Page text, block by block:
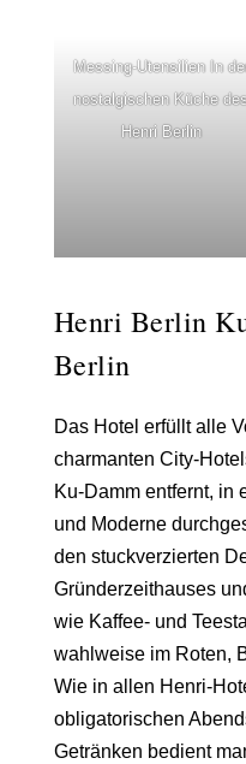
Messing-Utensilien In
nostalgischen Küche
Henri Berlin
Henri Berlin
Berlin
Das Hotel erfüllt alle
charmanten City-
Ku-Damm entfernt, in
und Moderne
den stuckverzierten
Gründerzeithauses
wie Kaffee- und
wahlweise im Roten,
Wie in allen Henri-
obligatorischen
Getränken bedient